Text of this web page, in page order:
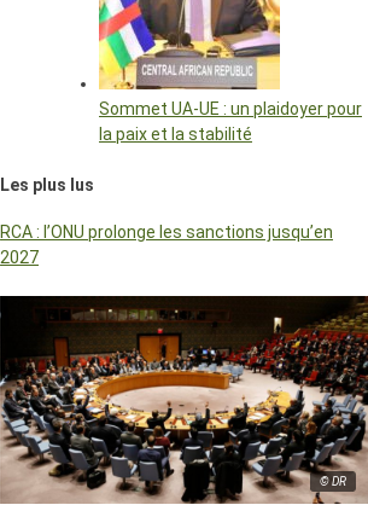
Sommet UA-UE : un plaidoyer pour
la paix et la stabilité
Les plus lus
RCA : l’ONU prolonge les sanctions jusqu’en
2027
© DR